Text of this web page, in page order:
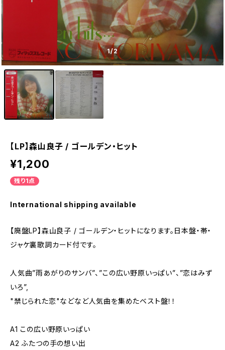
1/2
【LP】森山良子 / ゴールデン・ヒット
¥1,200
残り1点
International shipping available
【廃盤LP】森山良子 / ゴールデン・ヒットになります。日本盤・帯・
ジャケ裏歌詞カード付です。
人気曲”雨あがりのサンバ”、”この広い野原いっぱい”、”恋はみず
いろ”,
"禁じられた恋"などなど人気曲を集めたベスト盤！！
A1 この広い野原いっぱい
A2 ふたつの手の想い出